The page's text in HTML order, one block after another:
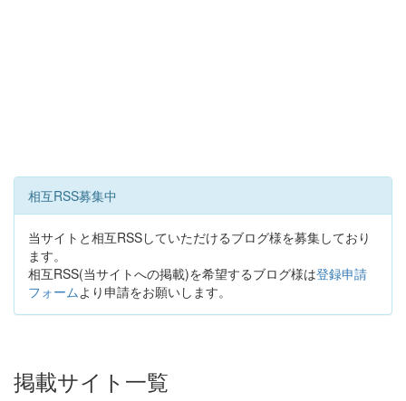
相互RSS募集中
当サイトと相互RSSしていただけるブログ様を募集しており
ます。
相互RSS(当サイトへの掲載)を希望するブログ様は登録申請
フォームより申請をお願いします。
掲載サイト一覧